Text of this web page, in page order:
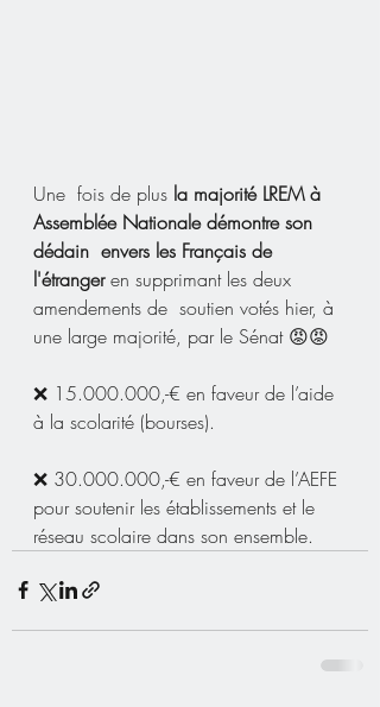
Une  fois de plus la majorité LREM à
Assemblée Nationale démontre son
dédain  envers les Français de
l'étranger en supprimant les deux
amendements de  soutien votés hier, à
une large majorité, par le Sénat 😡😡
❌ 15.000.000,-€ en faveur de l’aide
à la scolarité (bourses).
❌ 30.000.000,-€ en faveur de l’AEFE
pour soutenir les établissements et le
réseau scolaire dans son ensemble.